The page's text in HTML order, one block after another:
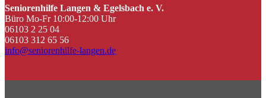
Seniorenhilfe Langen & Egelsbach e. V.
Büro Mo-Fr 10:00-12:00 Uhr
06103 2 25 04
06103 312 65 56
info@seniorenhilfe-langen.de